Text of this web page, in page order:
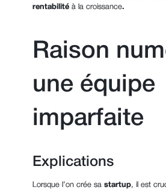
rentabilité à la croissance.
Raison
une équipe
imparfaite
Explications
Lorsque l’on crée sa startup, il est